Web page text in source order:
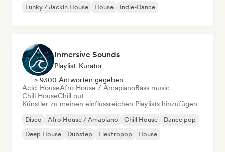
Funky / Jackin House
House Indie-Dance
Inmersive Sounds
Playlist-Kurator
> 9300 Antworten gegeben
Acid-HouseAfro House / AmapianoBass music
Chill HouseChill out
Künstler zu meinen einflussreichen Playlists hinzufügen
Disco Afro House / Amapiano Chill House
Dance pop
Deep House
Dubstep Elektropop House